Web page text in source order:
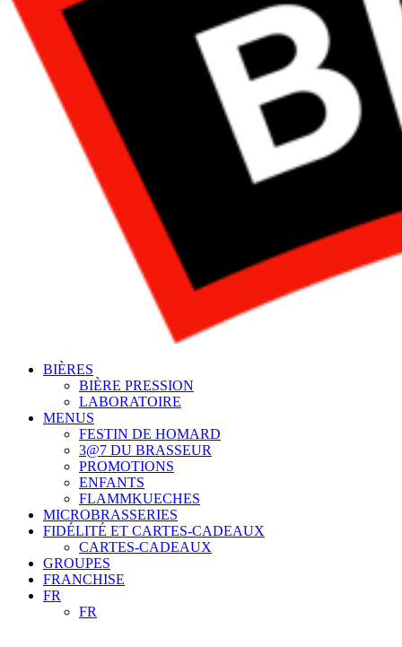
BIÈRES
BIÈRE PRESSION
LABORATOIRE
MENUS
FESTIN DE HOMARD
3@7 DU BRASSEUR
PROMOTIONS
ENFANTS
FLAMMKUECHES
MICROBRASSERIES
FIDÉLITÉ ET CARTES-CADEAUX
CARTES-CADEAUX
GROUPES
FRANCHISE
FR
FR